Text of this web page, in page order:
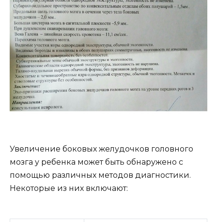
Увеличение боковых желудочков головного
мозга у ребенка может быть обнаружено с
помощью различных методов диагностики.
Некоторые из них включают: